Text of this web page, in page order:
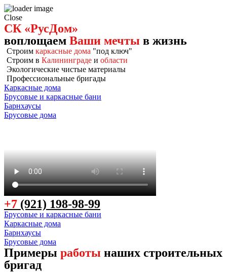
Close
СК «РусДом»
воплощаем Ваши мечты в жизнь
Строим каркасные дома "под ключ"
Строим в Калининграде и области
Экологические чистые материалы
Профессиональные бригады
Каркасные дома
Брусовые и каркасные бани
Барнхаусы
Брусовые дома
+7 (921) 198-98-99
Брусовые и каркасные бани
Каркасные дома
Барнхаусы
Брусовые дома
Примеры работы наших строительных
бригад